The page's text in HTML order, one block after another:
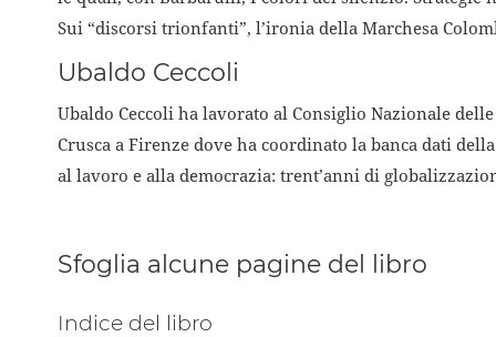
Sui “discorsi trionfanti”, l’ironia della Marchesa
Ubaldo Ceccoli
Ubaldo Ceccoli ha lavorato al Consiglio Nazionale
Crusca a Firenze dove ha coordinato la banca dati
al lavoro e alla democrazia: trent’anni di
Sfoglia alcune pagine del libro
Indice del libro